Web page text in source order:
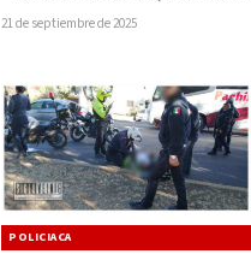
noche del sábado en la Plaza de
21 de septiembre de 2025
POLICIACA